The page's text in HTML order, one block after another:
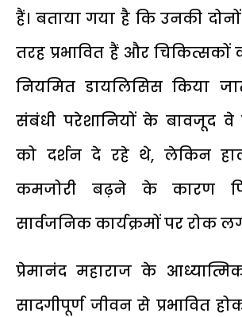
हैं। बताया गया है कि उनकी
तरह प्रभावित हैं और चिकित्सकों
नियमित डायलिसिस किया
संबंधी परेशानियों के बावजूद वे
को दर्शन दे रहे थे, लेकिन
कमजोरी बढ़ने के कारण
सार्वजनिक कार्यक्रमों पर रोक
प्रेमानंद महाराज के
सादगीपूर्ण जीवन से प्रभावित